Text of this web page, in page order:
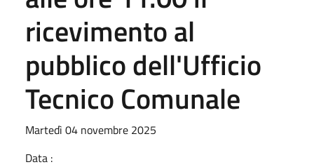
ricevimento al
pubblico dell'Ufficio
Tecnico Comunale
Martedì 04 novembre 2025
Data :